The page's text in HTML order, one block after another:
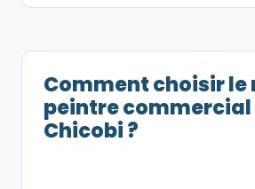
Comment choisir le
peintre commercial
Chicobi ?